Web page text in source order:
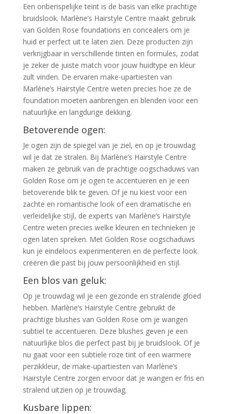
Een onberispelijke teint is de basis van elke prachtige
bruidslook. Marlène’s Hairstyle Centre maakt gebruik
van Golden Rose foundations en concealers om je
huid er perfect uit te laten zien. Deze producten zijn
verkrijgbaar in verschillende tinten en formules, zodat
je zeker de juiste match voor jouw huidtype en kleur
zult vinden. De ervaren make-upartiesten van
Marlène’s Hairstyle Centre weten precies hoe ze de
foundation moeten aanbrengen en blenden voor een
natuurlijke en langdurige dekking.
Betoverende ogen:
Je ogen zijn de spiegel van je ziel, en op je trouwdag
wil je dat ze stralen. Bij Marlène’s Hairstyle Centre
maken ze gebruik van de prachtige oogschaduws van
Golden Rose om je ogen te accentueren en je een
betoverende blik te geven. Of je nu kiest voor een
zachte en romantische look of een dramatische en
verleidelijke stijl, de experts van Marlène’s Hairstyle
Centre weten precies welke kleuren en technieken je
ogen laten spreken. Met Golden Rose oogschaduws
kun je eindeloos experimenteren en de perfecte look
creëren die past bij jouw persoonlijkheid en stijl.
Een blos van geluk:
Op je trouwdag wil je een gezonde en stralende gloed
hebben. Marlène’s Hairstyle Centre gebruikt de
prachtige blushes van Golden Rose om je wangen
subtiel te accentueren. Deze blushes geven je een
natuurlijke blos die perfect past bij je bruidslook. Of je
nu gaat voor een subtiele roze tint of een warmere
perzikkleur, de make-upartiesten van Marlène’s
Hairstyle Centre zorgen ervoor dat je wangen er fris en
stralend uitzien op je trouwdag.
Kusbare lippen: